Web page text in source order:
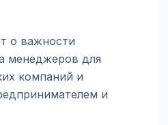
о важности
менеджеров для
компаний и
и